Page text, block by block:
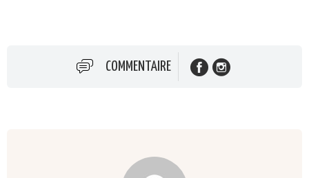
COMMENTAIRE